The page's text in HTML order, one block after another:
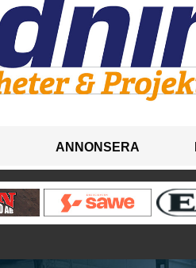
ANNONSERA